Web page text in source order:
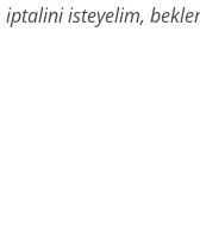
isteyelim,